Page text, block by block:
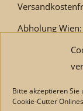
Bitte akzeptieren Sie
Cookie-Cutter
Abholung
Kundenservice: